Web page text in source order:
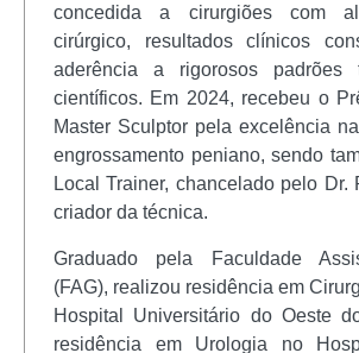
concedida a cirurgiões com
cirúrgico, resultados clínicos
aderência a rigorosos padrões
científicos. Em 2024, recebeu o
Master Sculptor pela excelência
engrossamento peniano, sendo
Local Trainer, chancelado pelo Dr.
criador da técnica.
Graduado pela Faculdade
(FAG), realizou residência em
Hospital Universitário do Oeste
residência em Urologia no